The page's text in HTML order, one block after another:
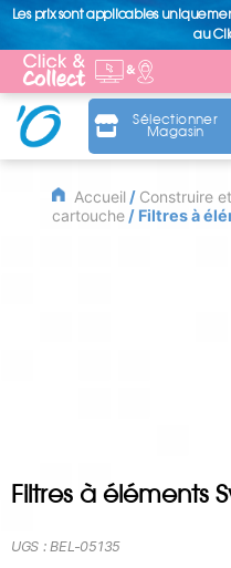
Les prix sont applicables
au
Sélectionner
Magasin
Accueil/ Construire
cartouche/ Filtres à
Filtres à éléments
UGS :BEL-05135